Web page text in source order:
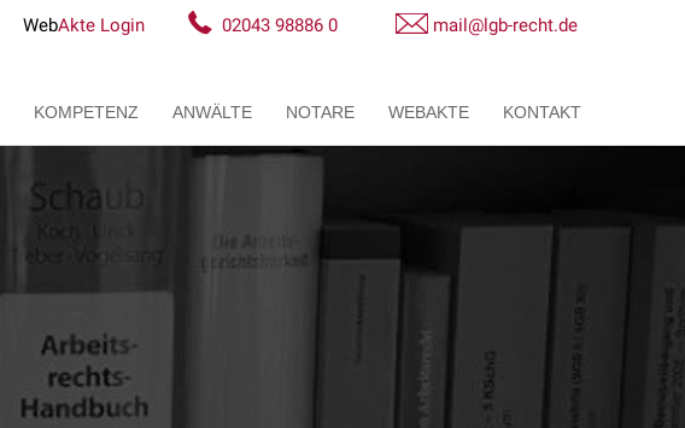
KOMPETENZ ANWÄLTE NOTARE WEBAKTE KONTAKT
WebAkte Login 02043 98886 0 mail@lgb-recht.de